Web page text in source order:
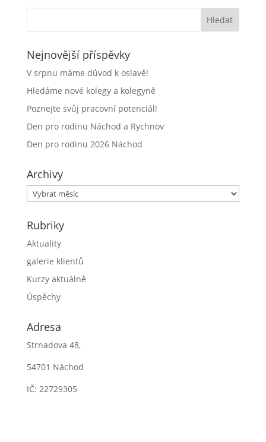
Nejnovější příspěvky
V srpnu máme důvod k oslavě!
Hledáme nové kolegy a kolegyně
Poznejte svůj pracovní potenciál!
Den pro rodinu Náchod a Rychnov
Den pro rodinu 2026 Náchod
Archivy
Archivy
Rubriky
Aktuality
galerie klientů
Kurzy aktuálně
Úspěchy
Adresa
Strnadova 48,
54701 Náchod
IČ: 22729305